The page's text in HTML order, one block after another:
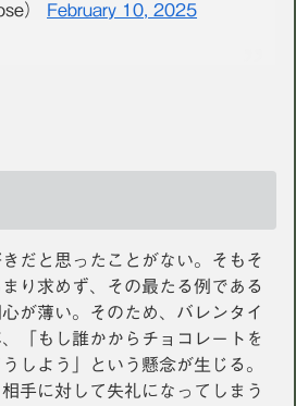
） February 10, 2025
だと思ったことがない。そもそ
り求めず、その最たる例である
が薄い。そのため、バレンタイ
「もし誰かからチョコレートを
しよう」という懸念が生じる。
手に対して失礼になってしまう